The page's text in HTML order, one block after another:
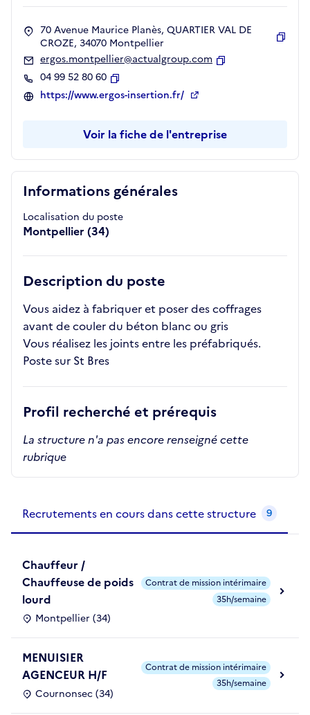
Informations générales
Localisation du poste
Montpellier (34)
Description du poste
Vous aidez à fabriquer et poser des coffrages
avant de couler du béton blanc ou gris
Vous réalisez les joints entre les préfabriqués.
Poste sur St Bres
Profil recherché et prérequis
La structure n'a pas encore renseigné cette
rubrique
70 Avenue Maurice Planès, QUARTIER VAL DE
CROZE, 34070 Montpellier
ergos.montpellier@actualgroup.com
04 99 52 80 60
Copier
https://www.ergos-insertion.fr/
Voir la fiche de l'entreprise
Recrutements en cours dans cette structure 9
Chauffeur /
Chauffeuse de poids
lourd
Montpellier (34)
Contrat de mission intérimaire
35h/semaine
MENUISIER
AGENCEUR H/F
Cournonsec (34)
Contrat de mission intérimaire
35h/semaine